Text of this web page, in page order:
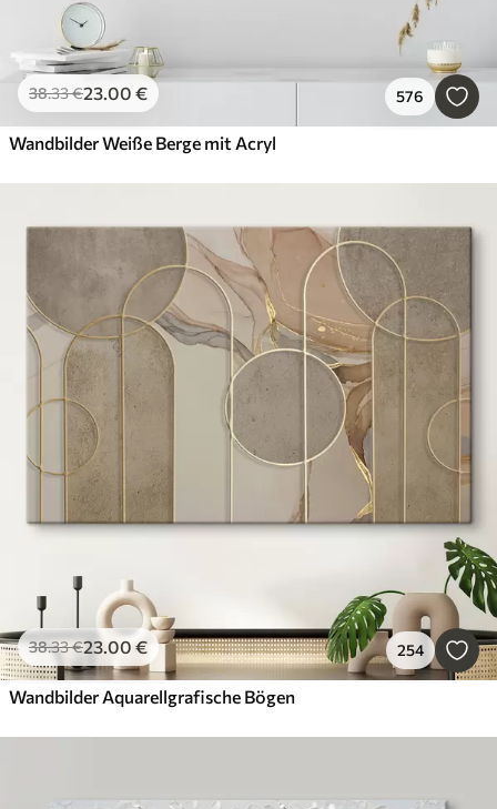
38.33€23.00 € 576
Wandbilder Weiße Berge mit Acryl
38.33€23.00 € 254
Wandbilder Aquarellgrafische Bögen